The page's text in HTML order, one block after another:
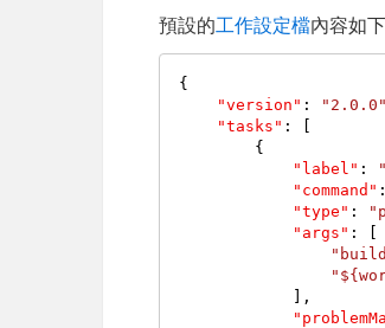
預設的工作設定檔內容如
{
"version" : "2.0.0"
"tasks" :
{
"label" :
"command" :
"type" :
"args" :
,